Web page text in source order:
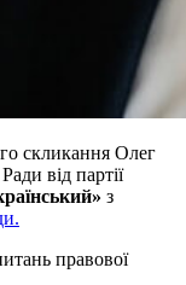
скликання Олег
від партії
з
правової